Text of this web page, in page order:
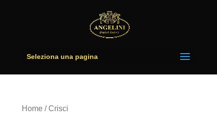
Seleziona una pagina
Home / Crisci